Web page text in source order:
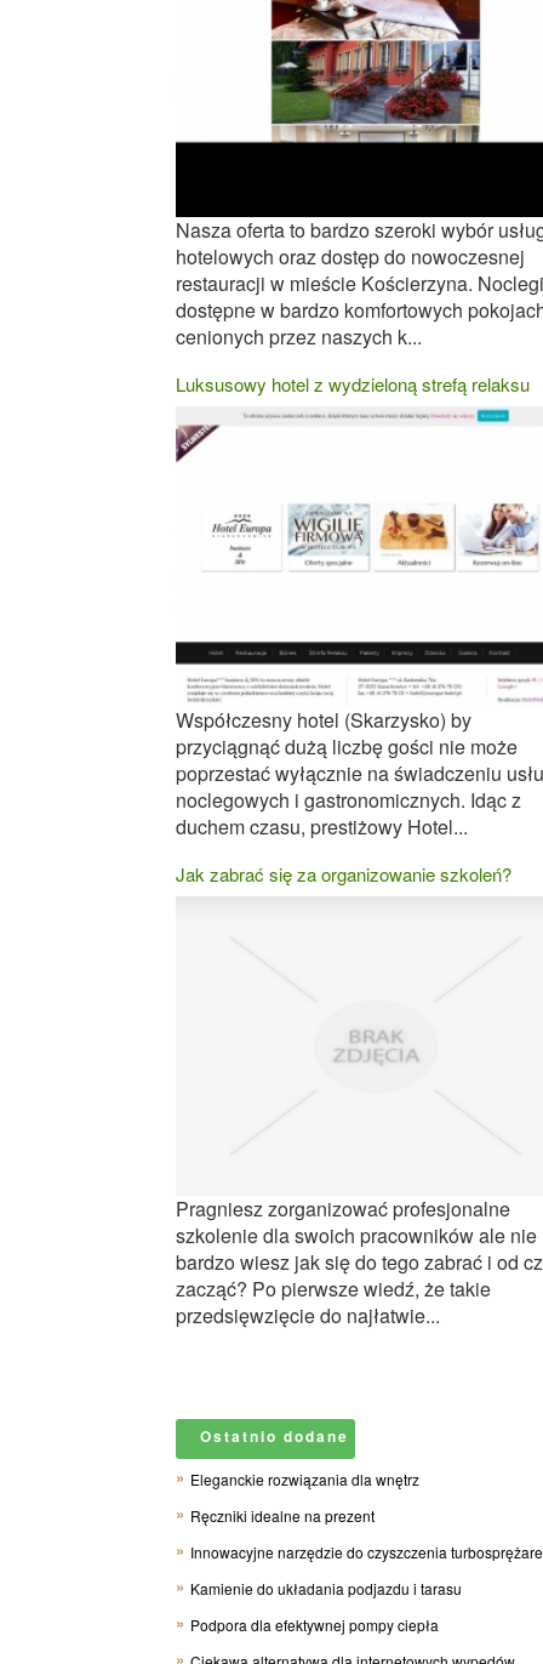
Nasza oferta to bardzo szeroki wybór
hotelowych oraz dostęp do nowoczesnej
restauracji w mieście Kościerzyna.
dostępne w bardzo komfortowych
cenionych przez naszych k...
Luksusowy hotel z wydzieloną strefą relaksu
Współczesny hotel (Skarzysko) by
przyciągnąć dużą liczbę gości nie może
poprzestać wyłącznie na świadczeniu
noclegowych i gastronomicznych. Idąc z
duchem czasu, prestiżowy Hotel...
Jak zabrać się za organizowanie szkoleń?
Pragniesz zorganizować profesjonalne
szkolenie dla swoich pracowników ale nie
bardzo wiesz jak się do tego zabrać i od
zacząć? Po pierwsze wiedź, że takie
przedsięwzięcie do najłatwie...
Ostatnio dodane
Eleganckie rozwiązania dla wnętrz
Ręczniki idealne na prezent
Innowacyjne narzędzie do czyszczenia
Kamienie do układania podjazdu i tarasu
Podpora dla efektywnej pompy ciepła